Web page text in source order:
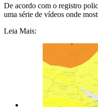
De acordo com o registro
uma série de vídeos onde
Leia Mais: